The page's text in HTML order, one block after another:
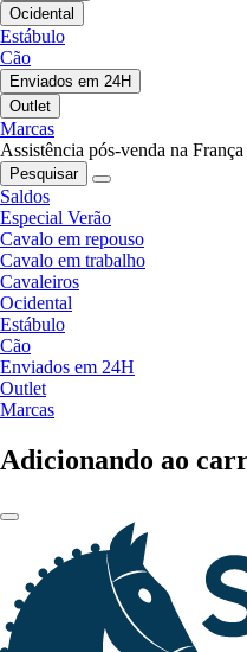
Ocidental
Estábulo
Cão
Enviados em 24H
Outlet
Marcas
Assistência pós-venda na França
Pesquisar
Saldos
Especial Verão
Cavalo em repouso
Cavalo em trabalho
Cavaleiros
Ocidental
Estábulo
Cão
Enviados em 24H
Outlet
Marcas
Adicionando ao